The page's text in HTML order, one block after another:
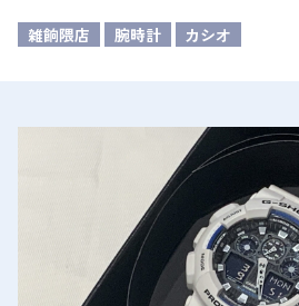
雑餉隈店 腕時計 カシオ